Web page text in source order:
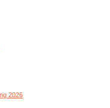
2026